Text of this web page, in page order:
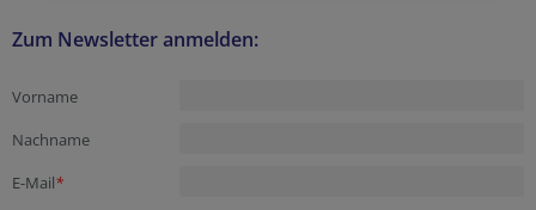
Zum Newsletter anmelden:
Vorname
Nachname
E-Mail*